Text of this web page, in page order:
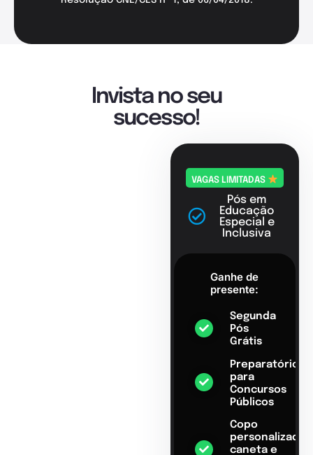
Invista no seu
sucesso!
VAGAS LIMITADAS
Pós em
Educação
Especial e
Inclusiva
Ganhe de
presente:
Segunda
Pós
Grátis
Preparatório
para
Concursos
Públicos
Copo
personalizado,
caneta e